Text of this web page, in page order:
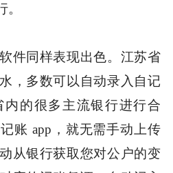
件同样表现出色。江苏省
，多数可以自动录入自记
的很多主流银行进行合
账 app，就无需手动上传
从银行获取您对公户的变